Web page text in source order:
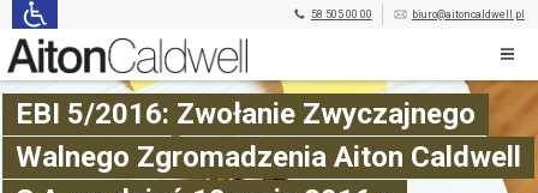
58 505 00 00 biuro@aitoncaldwell.pl
EBI 5/2016: Zwołanie Zwyczajnego
Walnego Zgromadzenia Aiton Caldwell